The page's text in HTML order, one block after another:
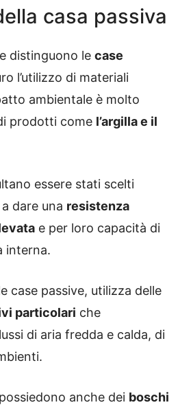
casa passiva
distinguono le case
l’utilizzo di materiali
ambientale è molto
prodotti come l’argilla e il
essere stati scelti
dare una resistenza
e per loro capacità di
interna.
case passive, utilizza delle
particolari che
di aria fredda e calda, di
anche dei boschi